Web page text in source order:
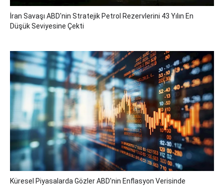
İran Savaşı ABD'nin Stratejik Petrol Rezervlerini 43 Yılın En
Düşük Seviyesine Çekti
Küresel Piyasalarda Gözler ABD'nin Enflasyon Verisinde